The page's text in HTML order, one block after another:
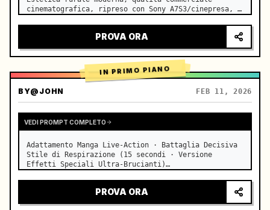
cinematografica, ripreso con Sony A7S3/cinepresa,
sensazione di dramma in costume storico.
[Scena]
PROVA ORA
IN PRIMO PIANO
BY@JOHN FEB 11, 2026
VEDI PROMPT COMPLETO
Adattamento Manga Live-Action · Battaglia Decisiva
Stile di Respirazione (15 secondi · Versione
Effetti Speciali Ultra-Brucianti)
d'Acqua Blu) VS Respirazione del Fulmine (Fulmine
Dorato), duello live-action a…
PROVA ORA